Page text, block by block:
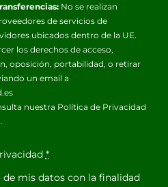
No se realizan
de servicios de
ubicados dentro de la UE.
los derechos de acceso,
oposición, portabilidad, o retirar
un email a
nuestra Política de Privacidad
*
mis datos con la finalidad